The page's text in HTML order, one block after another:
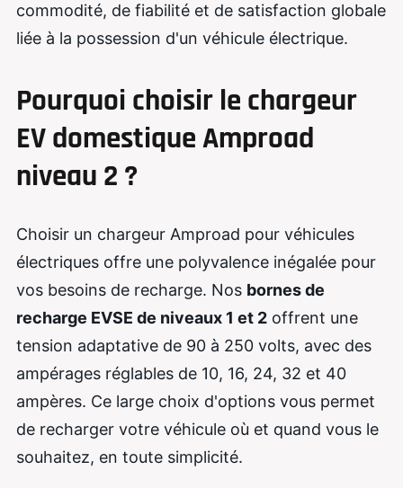
commodité, de fiabilité et de satisfaction globale
liée à la possession d'un véhicule électrique.
Pourquoi choisir le chargeur
EV domestique Amproad
niveau 2 ?
Choisir un chargeur Amproad pour véhicules
électriques offre une polyvalence inégalée pour
vos besoins de recharge. Nos bornes de
recharge EVSE de niveaux 1 et 2 offrent une
tension adaptative de 90 à 250 volts, avec des
ampérages réglables de 10, 16, 24, 32 et 40
ampères. Ce large choix d'options vous permet
de recharger votre véhicule où et quand vous le
souhaitez, en toute simplicité.